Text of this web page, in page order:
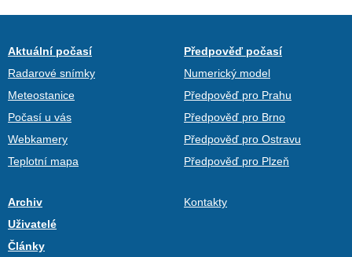
Aktuální počasí
Radarové snímky
Meteostanice
Počasí u vás
Webkamery
Teplotní mapa
Předpověď počasí
Numerický model
Předpověď pro Prahu
Předpověď pro Brno
Předpověď pro Ostravu
Předpověď pro Plzeň
Archiv
Uživatelé
Články
Kontakty